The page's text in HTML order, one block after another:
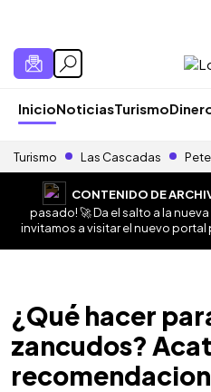
InicioNoticiasTurismo
Turismo Las Cascadas
CONTENIDO DE
pasado! 🚀 Da el salto a la
invitamos a visitar el nuevo
¿Qué hacer
zancudos?